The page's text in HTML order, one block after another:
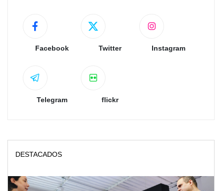
Facebook Twitter Instagram
Telegram flickr
DESTACADOS